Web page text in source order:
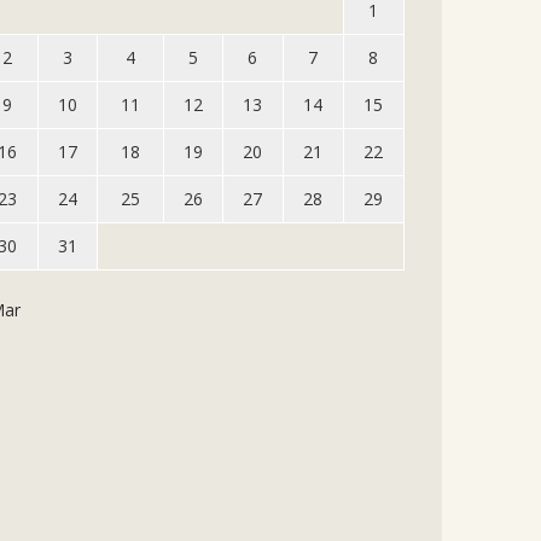
1
2 3 4 5 6 7 8
9 10 11 12 13 14 15
17 18 19 20 21 22
24 25 26 27 28 29
31